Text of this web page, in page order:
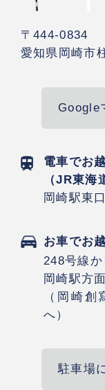
〒444-0834
愛知県岡崎市
Google
電車でお
（JR東海
岡崎駅東
お車でお
248号線
岡崎駅方
（岡崎
へ）
駐車場